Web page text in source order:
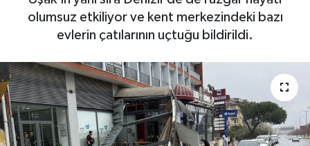
olumsuz etkiliyor ve kent merkezindeki bazı
evlerin çatılarının uçtuğu bildirildi.